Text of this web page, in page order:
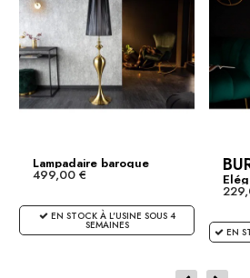
Lampadaire baroque
LUCIE...
499,00 €
EN STOCK À L'USINE SOUS 4
SEMAINES
EN